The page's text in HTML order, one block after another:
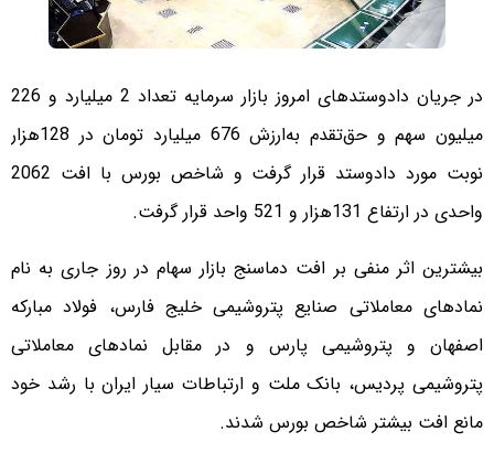
در جریان دادوستدهای امروز بازار سرمایه تعداد 2 میلیارد و 226
میلیون سهم و حق‌تقدم به‌ارزش 676 میلیارد تومان در 128هزار
نوبت مورد دادوستد قرار گرفت و شاخص بورس با افت 2062
واحدی در ارتفاع 131هزار و 521 واحد قرار گرفت.
بیشترین اثر منفی بر افت دماسنج بازار سهام در روز جاری به نام
نمادهای معاملاتی صنایع پتروشیمی خلیج فارس، فولاد مبارکه
اصفهان و پتروشیمی پارس و در مقابل نمادهای معاملاتی
پتروشیمی پردیس، بانک ملت و ارتباطات سیار ایران با رشد خود
مانع افت بیشتر شاخص بورس شدند.